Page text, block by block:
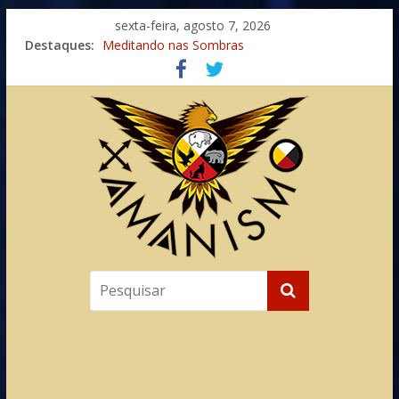
sexta-feira, agosto 7, 2026
Destaques: Imaginação na Cura
Meditando nas Sombras
Autosuficiência: A Jornada do Espírito Ancestral
Xamanismo Universal
Totens – Caminho Espiritual – Crescimento